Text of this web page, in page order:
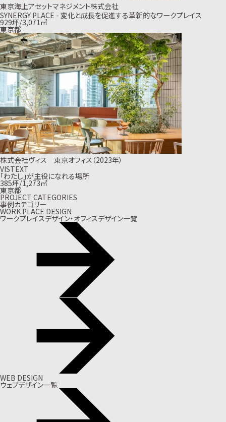
東京海上アセットマネジメント株式会社
SYNERGY PLACE - 変化と成長を促進する革新的なワークプレイス
929坪/3,071㎡
東京都
株式会社ヴィス 東京オフィス（2023年）
VISTEXT
「わたし」が主役になれる場所
385坪/1,273㎡
東京都
PROJECT CATEGORIES
事例カテゴリー
WORK PLACE DESIGN
ワークプレイスデザイン・オフィスデザイン一覧
WEB DESIGN
ウェブデザイン一覧